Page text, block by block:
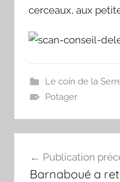
cerceaux, aux
Le coin de la
Potager
de
Publication
Barnaboué a